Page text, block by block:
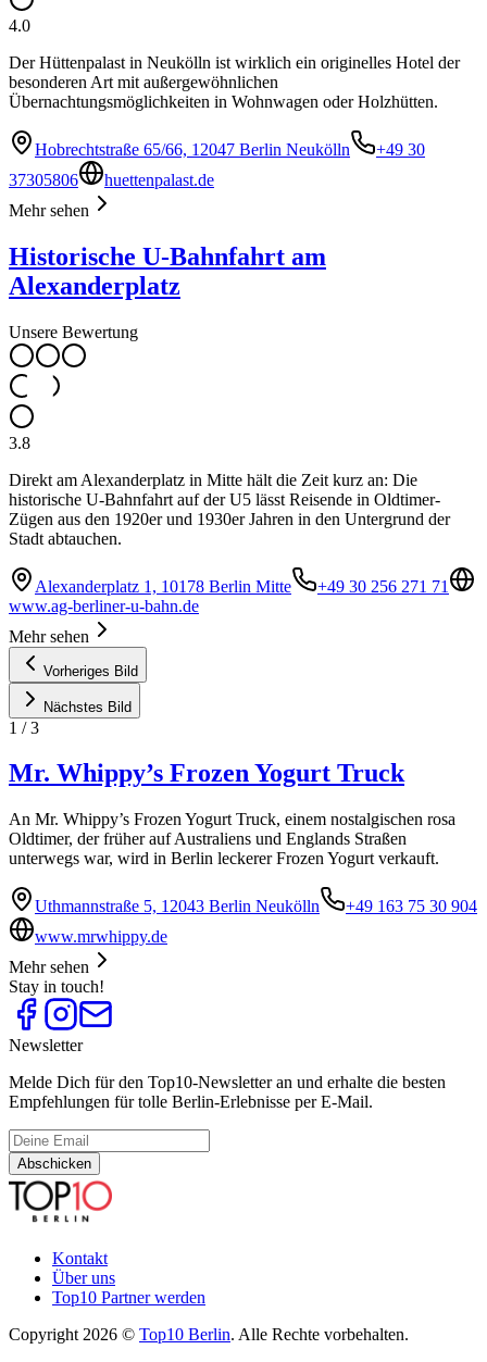
4.0
Der Hüttenpalast in Neukölln ist wirklich ein originelles Hotel der
besonderen Art mit außergewöhnlichen
Übernachtungsmöglichkeiten in Wohnwagen oder Holzhütten.
Hobrechtstraße 65/66, 12047 Berlin Neukölln
+49 30
37305806
huettenpalast.de
Mehr sehen
Historische U-Bahnfahrt am
Alexanderplatz
Unsere Bewertung
3.8
Direkt am Alexanderplatz in Mitte hält die Zeit kurz an: Die
historische U-Bahnfahrt auf der U5 lässt Reisende in Oldtimer-
Zügen aus den 1920er und 1930er Jahren in den Untergrund der
Stadt abtauchen.
Alexanderplatz 1, 10178 Berlin Mitte
+49 30 256 271 71
www.ag-berliner-u-bahn.de
Mehr sehen
Vorheriges Bild
Nächstes Bild
1 /3
Mr. Whippy’s Frozen Yogurt Truck
An Mr. Whippy’s Frozen Yogurt Truck, einem nostalgischen rosa
Oldtimer, der früher auf Australiens und Englands Straßen
unterwegs war, wird in Berlin leckerer Frozen Yogurt verkauft.
Uthmannstraße 5, 12043 Berlin Neukölln
+49 163 75 30 904
www.mrwhippy.de
Mehr sehen
Stay in touch!
Newsletter
Melde Dich für den Top10-Newsletter an und erhalte die besten
Empfehlungen für tolle Berlin-Erlebnisse per E-Mail.
Abschicken
Kontakt
Über uns
Top10 Partner werden
Copyright 2026 © Top10 Berlin. Alle Rechte vorbehalten.